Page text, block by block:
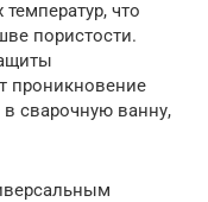
что
пористости.
проникновение
сварочную ванну,